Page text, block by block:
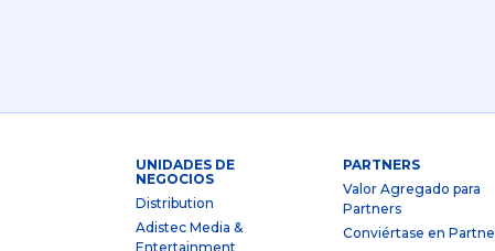
UNIDADES DE
NEGOCIOS
Distribution
Adistec Media &
Entertainment
PARTNERS
Valor Agregado para
Partners
Conviértase en